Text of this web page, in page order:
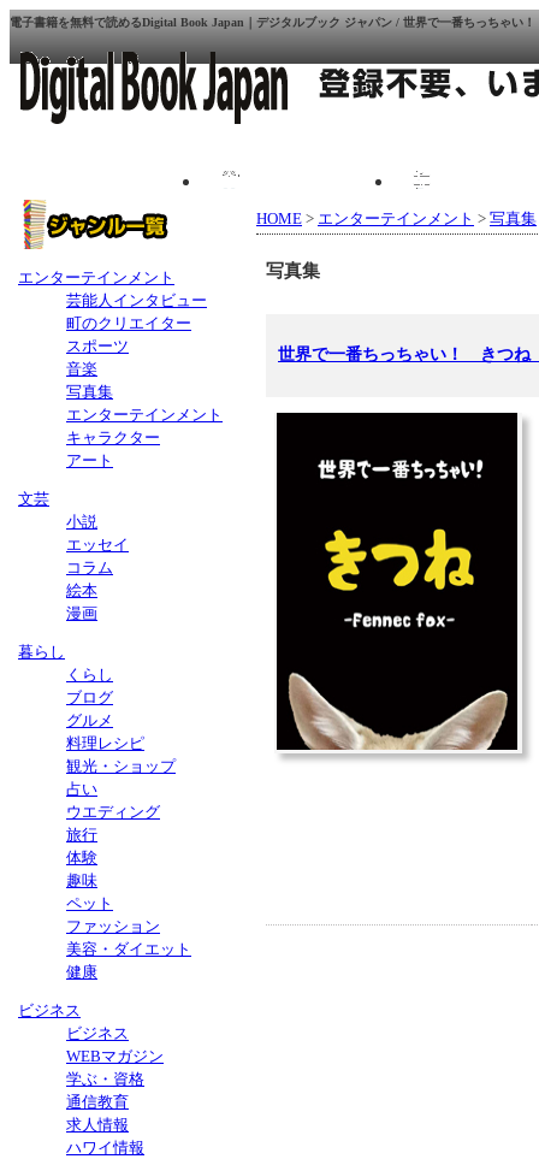
電子書籍を無料で読めるDigital Book Japan｜デジタルブック ジャパン / 世界で一番ちっちゃい
HOME > エンターテインメント > 写真集
写真集
世界で一番ちっちゃい！ きつね
エンターテインメント
芸能人インタビュー
町のクリエイター
スポーツ
音楽
写真集
エンターテインメント
キャラクター
アート
文芸
小説
エッセイ
コラム
絵本
漫画
暮らし
くらし
ブログ
グルメ
料理レシピ
観光・ショップ
占い
ウエディング
旅行
体験
趣味
ペット
ファッション
美容・ダイエット
健康
ビジネス
ビジネス
WEBマガジン
学ぶ・資格
通信教育
求人情報
ハワイ情報